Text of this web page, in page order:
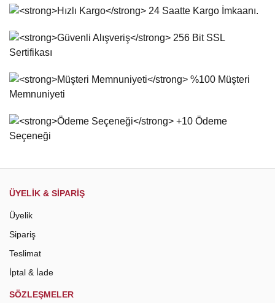
Görüş ve önerileriniz için teşekkür ederiz.
Ürün resmi kalitesiz, bozuk veya görüntülenemiyor.
Ürün açıklamasında eksik bilgiler bulunuyor.
Ürün fiyatı diğer sitelerden daha pahalı.
ÜYELİK & SİPARİŞ
Üyelik
Sipariş
Teslimat
İptal & İade
SÖZLEŞMELER